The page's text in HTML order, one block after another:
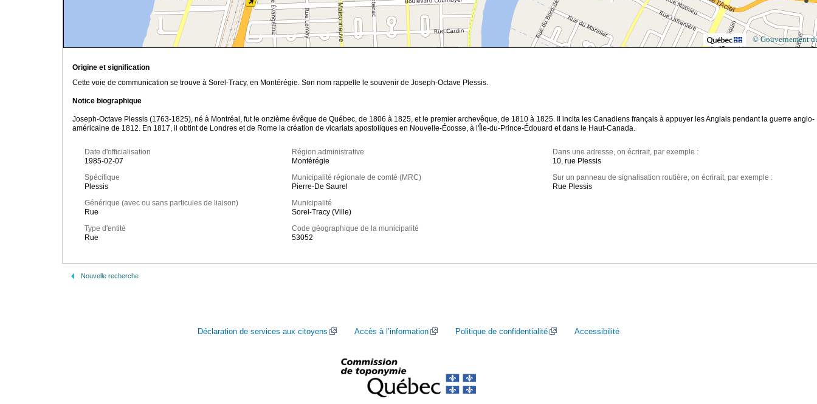
© Gouvernement
Origine et signification
Cette voie de communication se trouve à Sorel-Tracy, en Montérégie. Son nom rappelle le souvenir de Joseph-Octave Plessis.
Notice biographique
Joseph-Octave Plessis (1763-1825), né à Montréal, fut le onzième évêque de Québec, de 1806 à 1825, et le premier archevêque, de 1810 à 1825. Il incita les Canadiens français à appuyer les Anglais pendant la guerre anglo-
américaine de 1812. En 1817, il obtint de Londres et de Rome la création de vicariats apostoliques en Nouvelle-Écosse, à l'Île-du-Prince-Édouard et dans le Haut-Canada.
Date d'officialisation
1985-02-07
Spécifique
Plessis
Générique (avec ou sans particules de liaison)
Rue
Type d'entité
Rue
Région administrative
Montérégie
Municipalité régionale de comté (MRC)
Pierre-De Saurel
Municipalité
Sorel-Tracy (Ville)
Code géographique de la municipalité
53052
Dans une adresse, on écrirait, par exemple :
10, rue Plessis
Sur un panneau de signalisation routière, on écrirait, par exemple :
Rue Plessis
Nouvelle recherche
Déclaration de services aux citoyens Accès à l’information Politique de confidentialité Accessibilité